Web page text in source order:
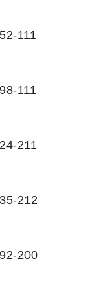
111
111
211
212
200